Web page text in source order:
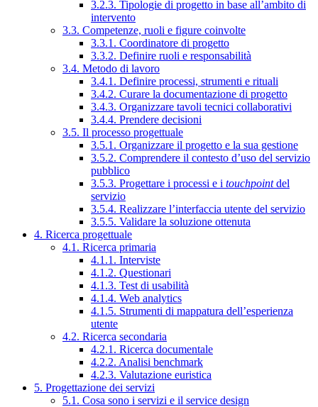
3.2.3. Tipologie di progetto in base all’ambito di
intervento
3.3. Competenze, ruoli e figure coinvolte
3.3.1. Coordinatore di progetto
3.3.2. Definire ruoli e responsabilità
3.4. Metodo di lavoro
3.4.1. Definire processi, strumenti e rituali
3.4.2. Curare la documentazione di progetto
3.4.3. Organizzare tavoli tecnici collaborativi
3.4.4. Prendere decisioni
3.5. Il processo progettuale
3.5.1. Organizzare il progetto e la sua gestione
3.5.2. Comprendere il contesto d’uso del servizio
pubblico
3.5.3. Progettare i processi e i touchpointdel
servizio
3.5.4. Realizzare l’interfaccia utente del servizio
3.5.5. Validare la soluzione ottenuta
4. Ricerca progettuale
4.1. Ricerca primaria
4.1.1. Interviste
4.1.2. Questionari
4.1.3. Test di usabilità
4.1.4. Web analytics
4.1.5. Strumenti di mappatura dell’esperienza
utente
4.2. Ricerca secondaria
4.2.1. Ricerca documentale
4.2.2. Analisi benchmark
4.2.3. Valutazione euristica
5. Progettazione dei servizi
5.1. Cosa sono i servizi e il service design